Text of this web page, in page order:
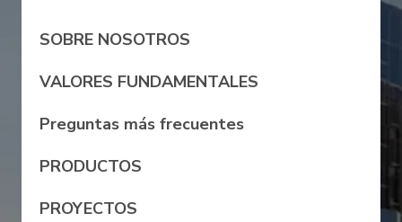
SOBRE NOSOTROS
VALORES FUNDAMENTALES
Preguntas más frecuentes
PRODUCTOS
PROYECTOS